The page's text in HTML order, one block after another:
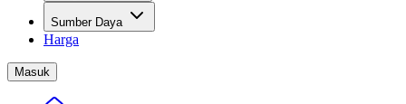
Sumber Daya
Harga
Masuk